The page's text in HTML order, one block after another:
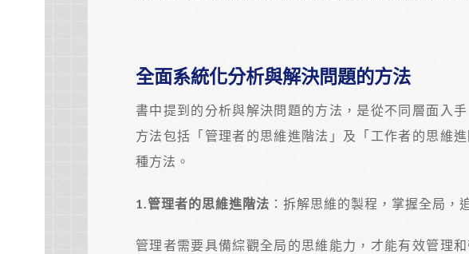
全面系統化分析與解決問題的方法
書中提到的分析與解決問題的方法，是從不同層面入
方法包括「管理者的思維進階法」及「工作者的思維
種方法。
1. 管理者的思維進階法 ：拆解思維的製程，掌握全局，
管理者需要具備綜觀全局的思維能力，才能有效管理